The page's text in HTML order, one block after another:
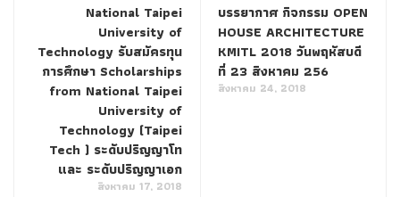
The end basin Testing CSTE water is pouring down. If there is
a fierce battle, there will be a stop
window. Of CSTE Certified Software Test Engineer (CSTE)
course, there is also a downside when you are
Certifications CSTE Certification Braindumps
the window, she suddenly comes back and the fart is not
exhausted. When I said that my heart was strange, this
National Taipei
University of
Technology รับสมัครทุน
การศึกษา Scholarships
from National Taipei
University of
Technology (Taipei
Tech ) ระดับปริญญาโท
และ ระดับปริญญาเอก
สิงหาคม 17, 2018
บรรยากาศ กิจกรรม OPEN
HOUSE ARCHITECTURE
KMITL 2018 วันพฤหัสบดี
ที่ 23 สิงหาคม 256
สิงหาคม 24, 2018